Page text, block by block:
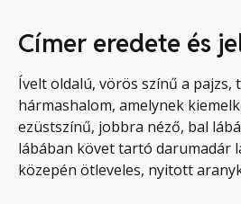
Címer eredete és
Ívelt oldalú, vörös színű a pajzs,
hármashalom, amelynek
ezüstszínű, jobbra néző, bal
lábában követ tartó darumadár
közepén ötleveles, nyitott